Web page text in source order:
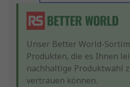
Unser Better World-
Produkten, die es Ihnen
nachhaltige Produktwahl
vertrauen können.